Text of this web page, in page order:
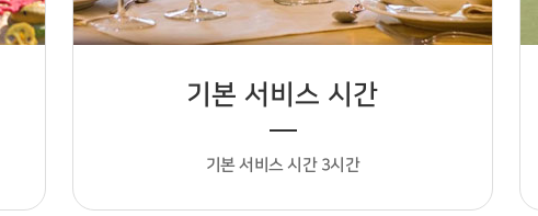
기본 서비스 시간
기본 서비스 시간 3시간